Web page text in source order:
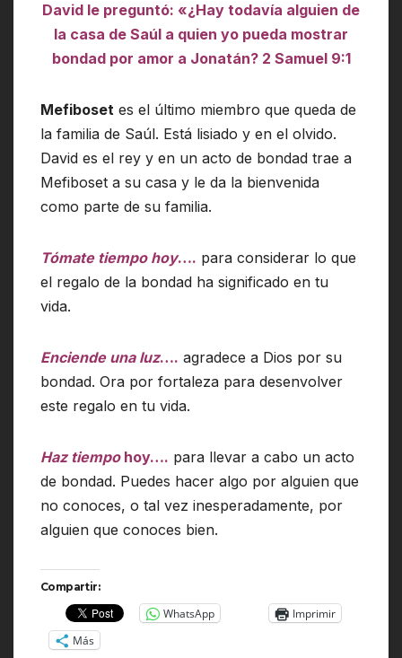
David le preguntó: «¿Hay todavía alguien de
la casa de Saúl a quien yo pueda mostrar
bondad por amor a Jonatán? 2 Samuel 9:1
Mefiboset es el último miembro que queda de
la familia de Saúl. Está lisiado y en el olvido.
David es el rey y en un acto de bondad trae a
Mefiboset a su casa y le da la bienvenida
como parte de su familia.
Tómate tiempo hoy…. para considerar lo que
el regalo de la bondad ha significado en tu
vida.
Enciende una luz…. agradece a Dios por su
bondad. Ora por fortaleza para desenvolver
este regalo en tu vida.
Haz tiempohoy…. para llevar a cabo un acto
de bondad. Puedes hacer algo por alguien que
no conoces, o tal vez inesperadamente, por
alguien que conoces bien.
Compartir:
WhatsApp
Imprimir
Más